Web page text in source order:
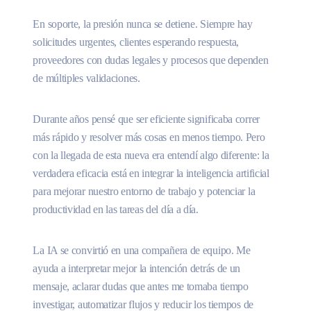
En soporte, la presión nunca se detiene. Siempre hay
solicitudes urgentes, clientes esperando respuesta,
proveedores con dudas legales y procesos que dependen
de múltiples validaciones.
Durante años pensé que ser eficiente significaba correr
más rápido y resolver más cosas en menos tiempo. Pero
con la llegada de esta nueva era entendí algo diferente: la
verdadera eficacia está en integrar la inteligencia artificial
para mejorar nuestro entorno de trabajo y potenciar la
productividad en las tareas del día a día.
La IA se convirtió en una compañera de equipo. Me
ayuda a interpretar mejor la intención detrás de un
mensaje, aclarar dudas que antes me tomaba tiempo
investigar, automatizar flujos y reducir los tiempos de